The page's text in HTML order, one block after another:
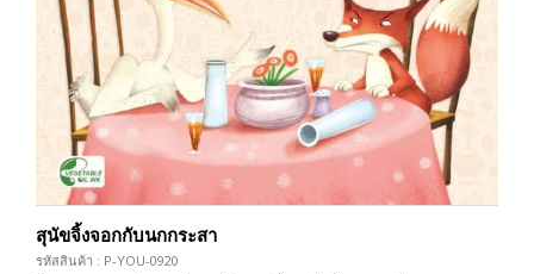
สุนัขจิ้งจอกกับนกกระสา
รหัสสินค้า : P-YOU-0920